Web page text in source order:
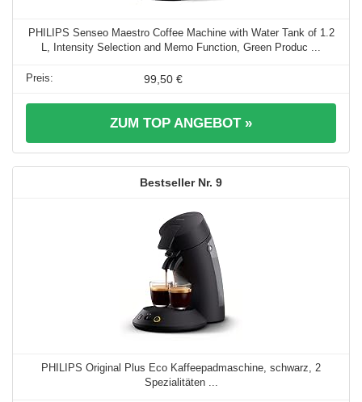
PHILIPS Senseo Maestro Coffee Machine with Water Tank of 1.2
L, Intensity Selection and Memo Function, Green Produc ...
99,50 €
ZUM TOP ANGEBOT »
9
PHILIPS Original Plus Eco Kaffeepadmaschine, schwarz, 2
Spezialitäten ...